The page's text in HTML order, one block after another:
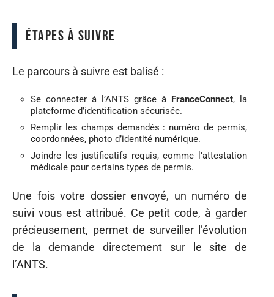
Étapes à suivre
Le parcours à suivre est balisé :
Se connecter à l’ANTS grâce à FranceConnect, la
plateforme d’identification sécurisée.
Remplir les champs demandés : numéro de permis,
coordonnées, photo d’identité numérique.
Joindre les justificatifs requis, comme l’attestation
médicale pour certains types de permis.
Une fois votre dossier envoyé, un numéro de
suivi vous est attribué. Ce petit code, à garder
précieusement, permet de surveiller l’évolution
de la demande directement sur le site de
l’ANTS.